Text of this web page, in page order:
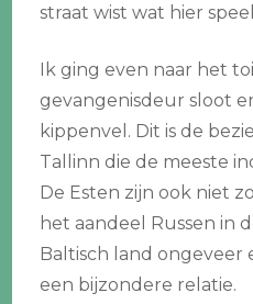
straat wist wat hier
Ik ging even naar het
gevangenisdeur sloot
kippenvel. Dit is de
Tallinn die de meeste
De Esten zijn ook niet
het aandeel Russen in
Baltisch land ongeveer
een bijzondere relatie.